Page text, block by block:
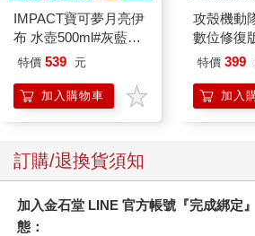
IMPACT寶可夢月亮伊
布 水壺500ml#灰藍
IMPKMB13GB
特價 539 元
加入購物車
攻殼機動
數位修復
特價 399
加入
訂購/退換貨須知
加入金石堂 LINE 官方帳號『完成綁定
態：